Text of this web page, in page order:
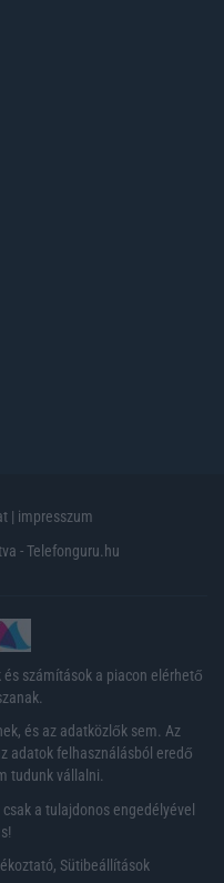
| impresszum
- Telefonguru.hu
számítások a piacon elérhető
és az adatközlők sem. Az
adatok felhasználásból eredő
tudunk vállalni.
a tulajdonos engedélyével
, Sütibeállítások